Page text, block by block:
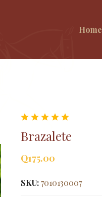
Home
Brazalete
Q175.00
SKU:7010130007